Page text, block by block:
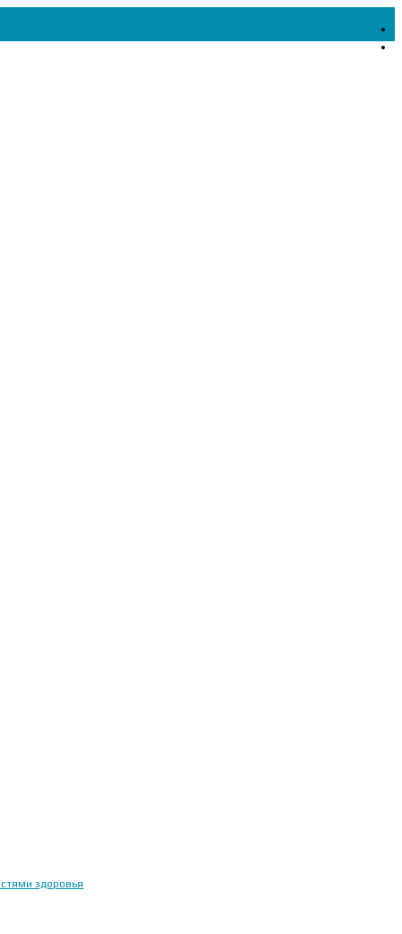
здоровья